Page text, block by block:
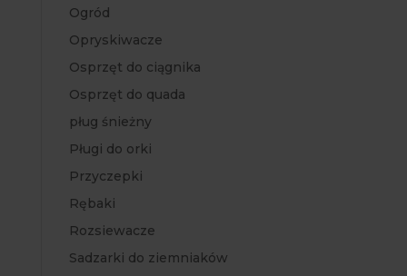
Ogród
Opryskiwacze
Osprzęt do ciągnika
Osprzęt do quada
pług śnieżny
Pługi do orki
Przyczepki
Rębaki
Rozsiewacze
Sadzarki do ziemniaków